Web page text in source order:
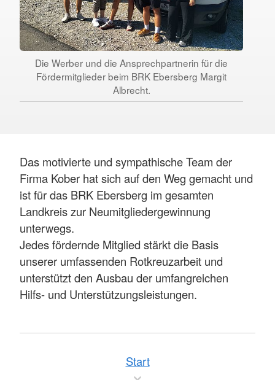
Die Werber und die Ansprechpartnerin für die
Fördermitglieder beim BRK Ebersberg Margit
Albrecht.
Das motivierte und sympathische Team der
Firma Kober hat sich auf den Weg gemacht und
ist für das BRK Ebersberg im gesamten
Landkreis zur Neumitgliedergewinnung
unterwegs.
Jedes fördernde Mitglied stärkt die Basis
unserer umfassenden Rotkreuzarbeit und
unterstützt den Ausbau der umfangreichen
Hilfs- und Unterstützungsleistungen.
Start